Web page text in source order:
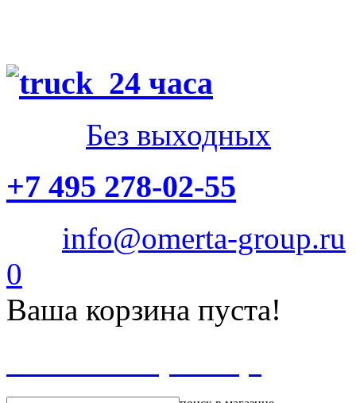
24 часа
Без выходных
+7 495 278-02-55
info@omerta-group.ru
0
Ваша корзина пуста!